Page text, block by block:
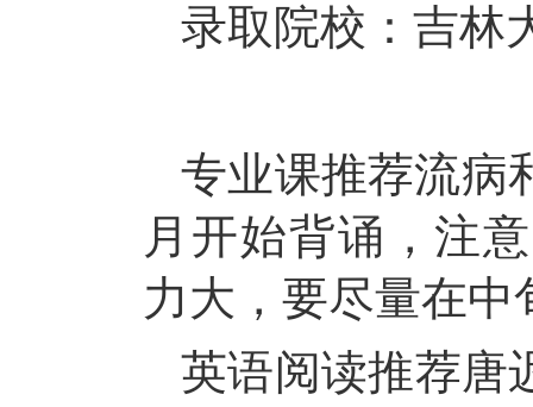
录取院校：吉林
专业课推荐流病
月开始背诵，注
力大，要尽量在
英语阅读推荐唐